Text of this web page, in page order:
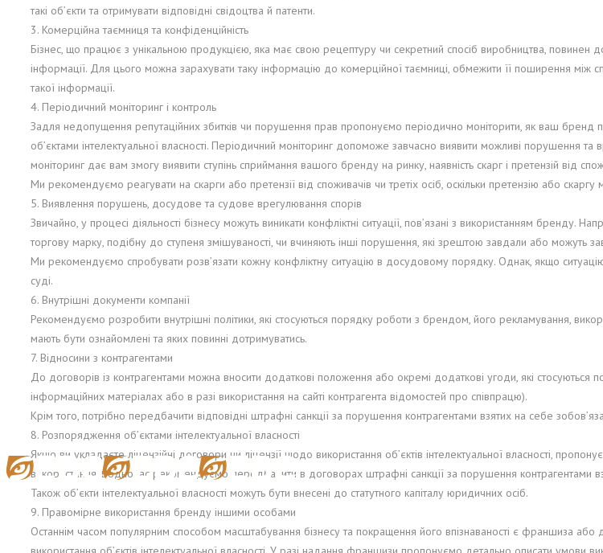
такі об’єкти та отримувати відповідні свідоцтва й патенти.
3. Комерційна таємниця та конфіденційність
Бізнес, що працює з унікальною продукцією, яка має свою рецептуру чи секретний спосіб виробництва, повинен
інформації. Для цього можна зарахувати таку інформацію до комерційної таємниці, обмежити її поширення між
такої інформації.
4. Періодичний моніторинг і контроль
Задля недопущення репутаційних збитків чи порушення прав пропонуємо періодично моніторити, як ваш бренд
об’єктами інтелектуальної власності. Періодичний моніторинг допоможе завчасно виявити можливі порушення
моніторинг дає вам змогу виявити ступінь сприймання вашого бренду на ринку, наявність скарг і претензій від
Ми рекомендуємо реагувати на скарги або претензії від споживачів чи третіх осіб, оскільки претензію або
5. Виявлення порушень, досудове та судове врегулювання спорів
Звичайно, у процесі діяльності бізнесу можуть виникати конфліктні ситуації, пов’язані з використанням бренду.
торгову марку, подібну до ступеня змішуваності, чи вчиняють інші порушення, які зрештою завдали або можуть
Ми рекомендуємо спробувати розв’язати кожну конфліктну ситуацію в досудовому порядку. Однак, якщо
суді.
6. Внутрішні документи компанії
Рекомендуємо розробити внутрішні політики, які стосуються порядку роботи з брендом, його рекламування,
мають бути ознайомлені та яких повинні дотримуватись.
7. Відносини з контрагентами
До договорів із контрагентами можна вносити додаткові положення або окремі додаткові угоди, які
інформаційних матеріалах або в разі використання на сайті контрагента відомостей про співпрацю).
Крім того, потрібно передбачити відповідні штрафні санкції за порушення контрагентами взятих на себе
8. Розпорядження об’єктами інтелектуальної власності
Якщо ви укладаєте ліцензійні договори чи ліцензії щодо використання об’єктів інтелектуальної власності,
використання. Водночас рекомендуємо передбачити в договорах штрафні санкції за порушення контрагентами
Також об’єкти інтелектуальної власності можуть бути внесені до статутного капіталу юридичних осіб.
9. Правомірне використання бренду іншими особами
Останнім часом популярним способом масштабування бізнесу та покращення його впізнаваності є франшиза